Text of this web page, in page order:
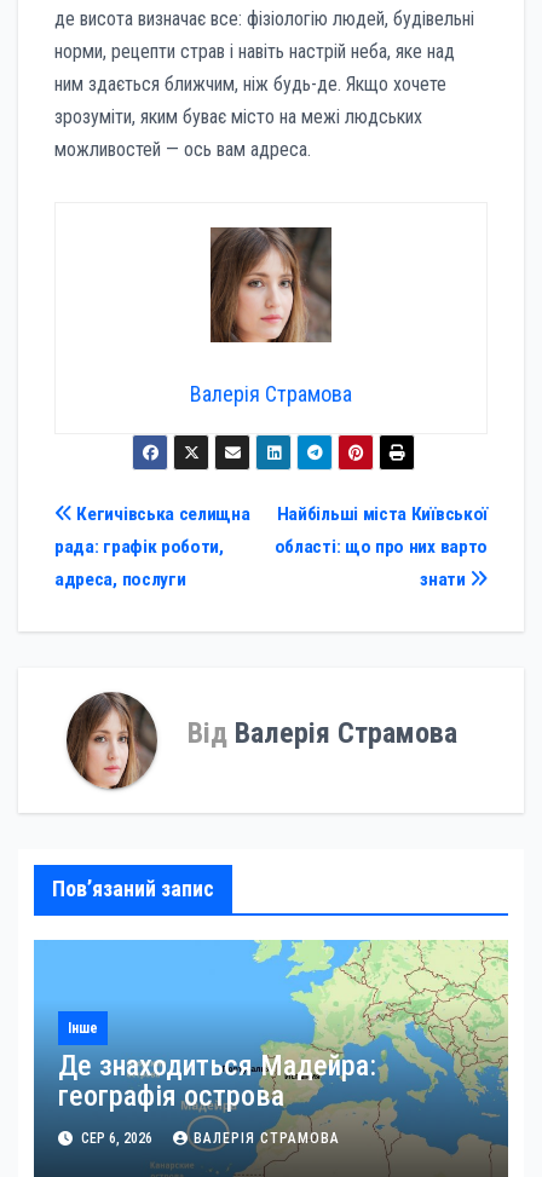
де висота визначає все: фізіологію людей, будівельні
норми, рецепти страв і навіть настрій неба, яке над
ним здається ближчим, ніж будь-де. Якщо хочете
зрозуміти, яким буває місто на межі людських
можливостей — ось вам адреса.
Валерія Страмова
Навігація
записів
Найбільші міста Київської
області: що про них варто
знати
Кегичівська селищна
рада: графік роботи,
адреса, послуги
Від Валерія Страмова
Пов’язаний запис
Інше
Де знаходиться Мадейра:
географія острова
СЕР 6, 2026 ВАЛЕРІЯ СТРАМОВА